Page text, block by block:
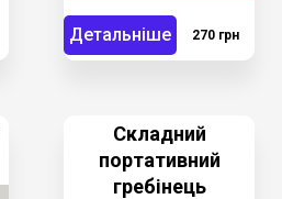
Детальніше 270 грн
Складний
портативний
гребінець